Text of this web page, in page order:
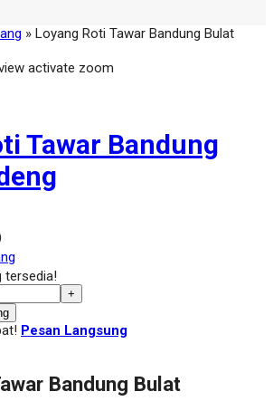
» Loyang Roti Tawar Bandung Bulat
activate zoom
Tawar Bandung
tersedia!
+
Pesan Langsung
Bandung Bulat